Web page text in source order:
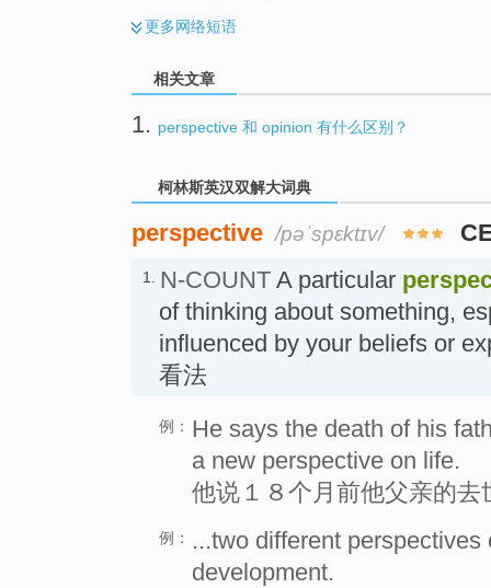
更多网络短语
相关文章
1. perspective 和 opinion 有什么区别？
柯林斯英汉双解大词典
perspective /pəˈspɛktɪv/
1. N-COUNT A particular
of thinking about something,
influenced by your beliefs or
看法
例： He says the death of his
a new perspective on life.
他说１８个月前他父亲的
例：
...two different
development.